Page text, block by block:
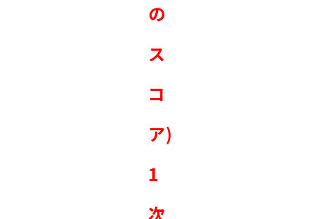
の
ス
コ
ア)
1
次